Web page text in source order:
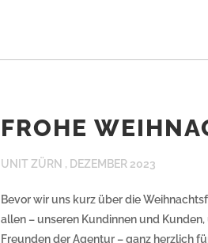
FROHE
UNIT ZÜRN , DEZEMBER 2023
Bevor wir uns kurz über die
allen – unseren Kundinnen und
Freunden der Agentur – ganz herzlich